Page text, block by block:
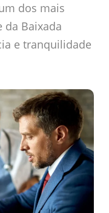
dos mais
da Baixada
e tranquilidade